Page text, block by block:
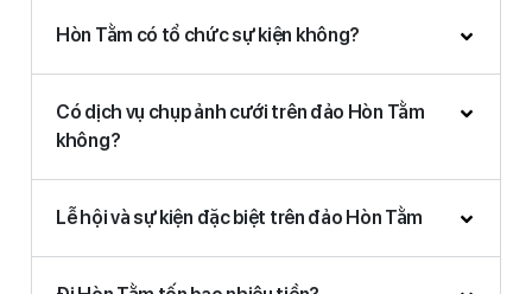
Hòn Tằm có tổ chức sự kiện không?
Có dịch vụ chụp ảnh cưới trên đảo Hòn Tằm
không?
Lễ hội và sự kiện đặc biệt trên đảo Hòn Tằm